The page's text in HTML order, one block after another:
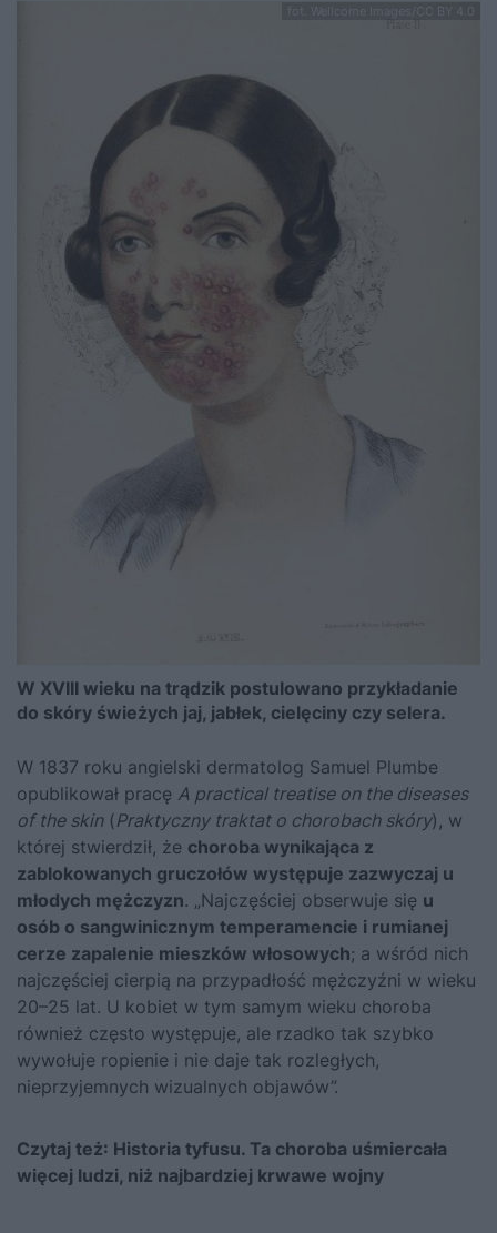
fot. Wellcome Images/CC BY 4.0
W XVIII wieku na trądzik postulowano przykładanie
do skóry świeżych jaj, jabłek, cielęciny czy selera.
W 1837 roku angielski dermatolog Samuel Plumbe
opublikował pracę A practical treatise on the diseases
of the skin(Praktyczny traktat o chorobach skóry), w
której stwierdził, że choroba wynikająca z
zablokowanych gruczołów występuje zazwyczaj u
młodych mężczyzn. „Najczęściej obserwuje się u
osób o sangwinicznym temperamencie i rumianej
cerze zapalenie mieszków włosowych; a wśród nich
najczęściej cierpią na przypadłość mężczyźni w wieku
20–25 lat. U kobiet w tym samym wieku choroba
również często występuje, ale rzadko tak szybko
wywołuje ropienie i nie daje tak rozległych,
nieprzyjemnych wizualnych objawów”.
Czytaj też: Historia tyfusu. Ta choroba uśmiercała
więcej ludzi, niż najbardziej krwawe wojny